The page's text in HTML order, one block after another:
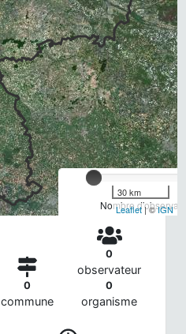
Nombre
30 km
Leaflet| ©IGN
0
commune
0
observateur
0
organisme